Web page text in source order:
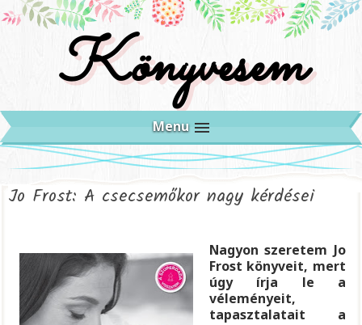
Könyvesem
Menu
Jo Frost: A ​csecsemőkor nagy kérdései
Nagyon szeretem Jo
Frost könyveit, mert
úgy írja le a
véleményeit,
tapasztalatait a